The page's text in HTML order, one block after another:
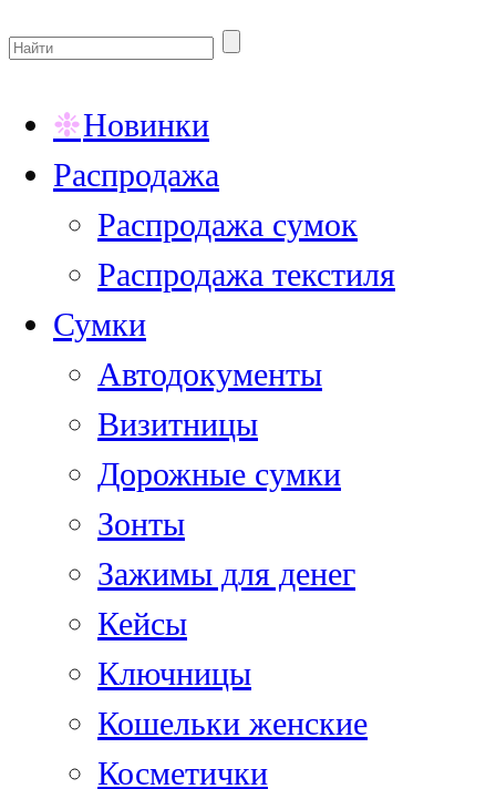
Новинки
Распродажа
Распродажа сумок
Распродажа текстиля
Сумки
Автодокументы
Визитницы
Дорожные сумки
Зонты
Зажимы для денег
Кейсы
Ключницы
Кошельки женские
Косметички